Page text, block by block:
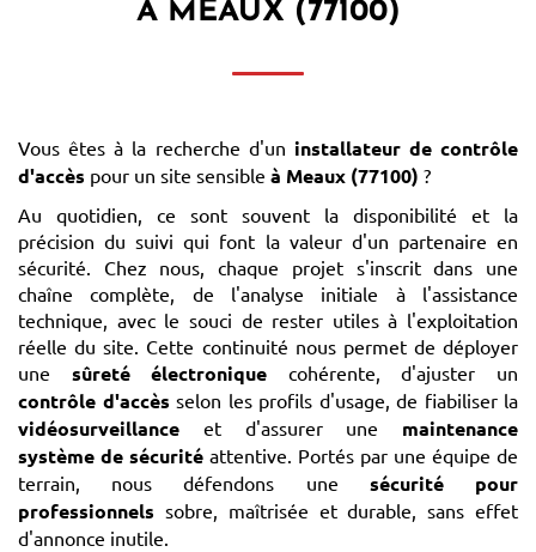
À MEAUX (77100)
Vous êtes à la recherche d'un installateur de contrôle
d'accès pour un site sensible à Meaux (77100) ?
Au quotidien, ce sont souvent la disponibilité et la
précision du suivi qui font la valeur d'un partenaire en
sécurité. Chez nous, chaque projet s'inscrit dans une
chaîne complète, de l'analyse initiale à l'assistance
technique, avec le souci de rester utiles à l'exploitation
réelle du site. Cette continuité nous permet de déployer
une sûreté électronique cohérente, d'ajuster un
contrôle d'accès selon les profils d'usage, de fiabiliser la
vidéosurveillance et d'assurer une maintenance
système de sécurité attentive. Portés par une équipe de
terrain, nous défendons une sécurité pour
professionnels sobre, maîtrisée et durable, sans effet
d'annonce inutile.